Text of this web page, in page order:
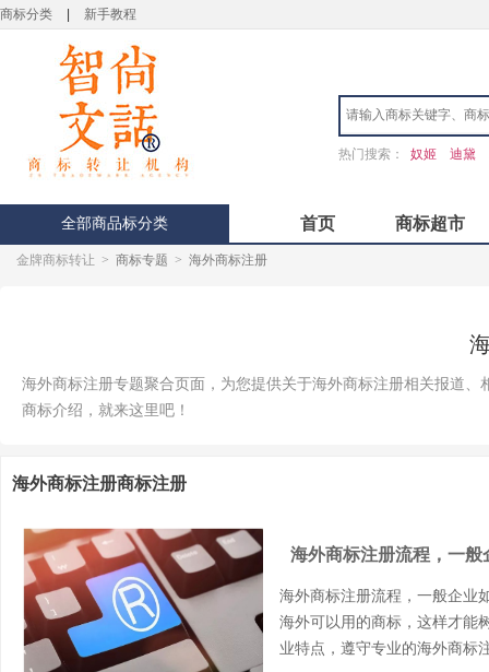
商标分类 新手教程
热门搜索： 奴姬 迪黛
全部商品标分类 首页 商标超市
金牌商标转让 > 商标专题 > 海外商标注册
海外商标注册专题聚合页面，为您提供关于海外商标注册相关报道
商标介绍，就来这里吧！
海外商标注册商标注册
海外商标注册流程，一
海外商标注册流程，一般企业
海外可以用的商标，这样才能
业特点，遵守专业的海外商标